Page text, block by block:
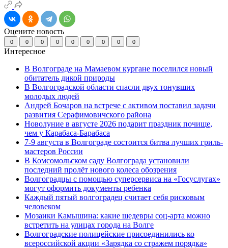
Оцените новость
0 0 0 0 0 0 0 0 0
Интересное
В Волгограде на Мамаевом кургане поселился новый
обитатель дикой природы
В Волгоградской области спасли двух тонувших
молодых людей
Андрей Бочаров на встрече с активом поставил задачи
развития Серафимовичского района
Новолуние в августе 2026 подарит праздник почище,
чем у Карабаса-Барабаса
7-9 августа в Волгограде состоится битва лучших гриль-
мастеров России
В Комсомольском саду Волгограда установили
последний пролёт нового колеса обозрения
Волгоградцы с помощью суперсервиса на «Госуслугах»
могут оформить документы ребенка
Каждый пятый волгоградец считает себя рисковым
человеком
Мозаики Камышина: какие шедевры соц-арта можно
встретить на улицах города на Волге
Волгоградские полицейские присоединились ко
всероссийской акции «Зарядка со стражем порядка»